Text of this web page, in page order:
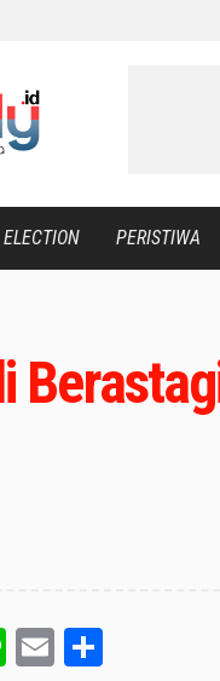
PERISTIWA
LineEmail